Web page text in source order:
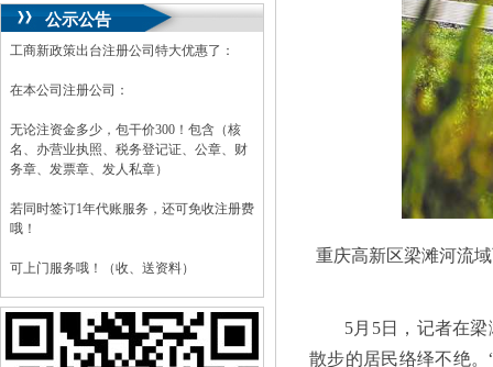
公示公告
工商新政策出台注册公司特大优惠了：
在本公司注册公司：
无论注资金多少，包干价300！包含（核
名、办营业执照、税务登记证、公章、财
务章、发票章、发人私章）
若同时签订1年代账服务，还可免收注册费
哦！
可上门服务哦！（收、送资料）
可加急服务哦！（最快可1工作日）
可代理开银行账户！（我们有长期合作的
重庆高新区梁滩河流
5月5日，记者在
散步的居民络绎不绝